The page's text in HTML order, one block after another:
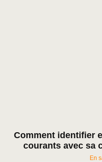
Comment identifier
courants avec sa
En